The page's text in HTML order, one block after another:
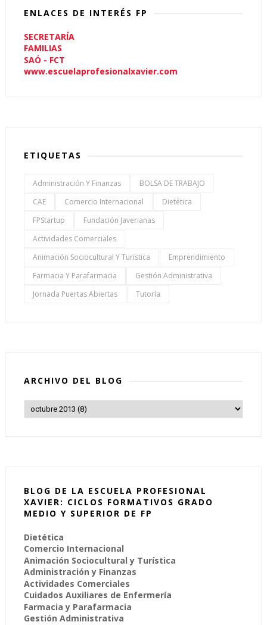
ENLACES DE INTERÉS FP
SECRETARÍA
FAMILIAS
SAÓ - FCT
www.escuelaprofesionalxavier.com
ETIQUETAS
Administración Y Finanzas
BOLSA DE TRABAJO
CAE
Comercio Internacional
Dietética
FPStartup
Fundación Javerianas
Actividades Comerciales
Animación Sociocultural Y Turística
Emprendimiento
Farmacia Y Parafarmacia
Gestión Administrativa
Jornada Puertas Abiertas
Tutoría
ARCHIVO DEL BLOG
BLOG DE LA ESCUELA PROFESIONAL
XAVIER: CICLOS FORMATIVOS GRADO
MEDIO Y SUPERIOR DE FP
Dietética
Comercio Internacional
Animación Sociocultural y Turística
Administración y Finanzas
Actividades Comerciales
Cuidados Auxiliares de Enfermería
Farmacia y Parafarmacia
Gestión Administrativa